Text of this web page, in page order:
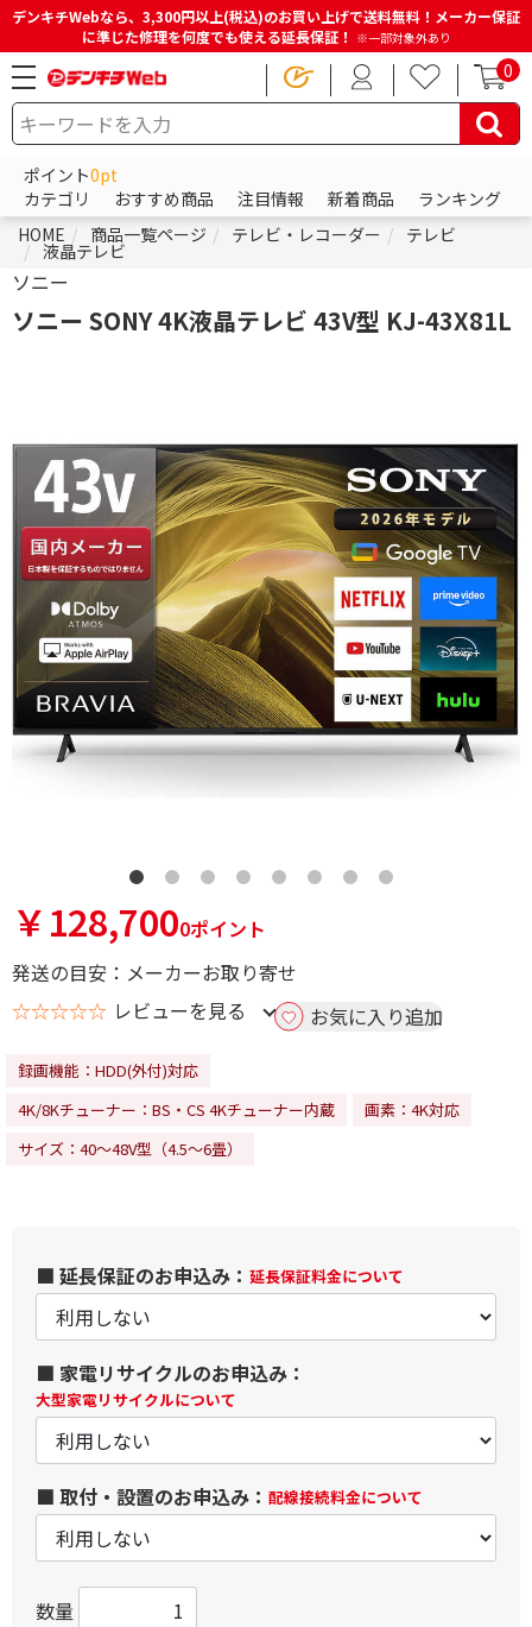
デンキチWebなら、3,300円以上(税込)のお買い上げで送料無料！メーカー保証
に準じた修理を何度でも使える延長保証！ ※一部対象外あり
0
ポイント0pt
カテゴリ
おすすめ商品 注目情報 新着商品
ランキング
HOME
商品一覧ページ テレビ・レコーダー テレビ
液晶テレビ
ソニー
ソニー SONY 4K液晶テレビ 43V型 KJ-43X81L
￥128,7000ポイント
発送の目安：メーカーお取り寄せ
☆☆☆☆☆ レビューを見る お気に入り追加
録画機能：HDD(外付)対応
4K/8Kチューナー：BS・CS 4Kチューナー内蔵
画素：4K対応
サイズ：40～48V型（4.5～6畳）
■ 延長保証のお申込み： 延長保証料金について
■ 家電リサイクルのお申込み：
大型家電リサイクルについて
■ 取付・設置のお申込み： 配線接続料金について
数量